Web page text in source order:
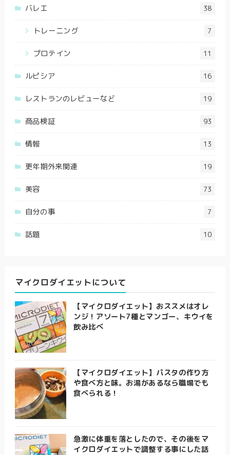
バレエ 38
トレーニング 7
プロテイン 11
ルピシア 16
レストランのレビューなど 19
商品検証 93
情報 13
更年期外来関連 19
美容 73
自分の事 7
話題 10
マイクロダイエットについて
【マイクロダイエット】おススメはオレ
ンジ！アソート7種とマンゴー、キウイを
飲み比べ
【マイクロダイエット】パスタの作り方
や食べ方と味。お湯があるなら職場でも
食べられる！
急激に体重を落としたので、その後をマ
イクロダイエットで調整する事にした話